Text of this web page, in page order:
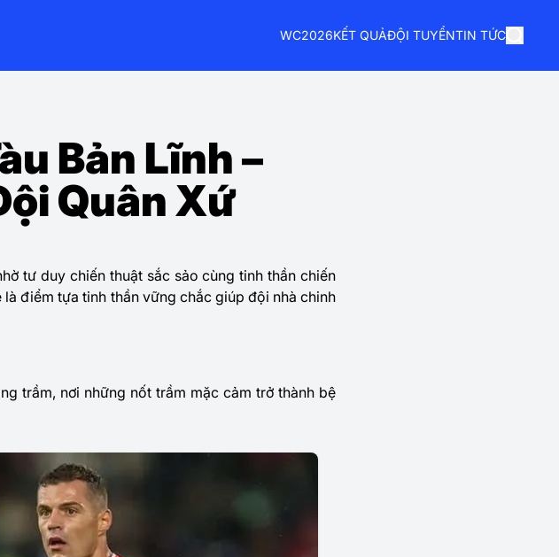
WC2026KẾT QUẢĐỘI TUYỂNTIN TỨC
Bản Lĩnh –
Quân Xứ
tư duy chiến thuật sắc sảo cùng tinh thần chiến
điểm tựa tinh thần vững chắc giúp đội nhà chinh
trầm, nơi những nốt trầm mặc cảm trở thành bệ